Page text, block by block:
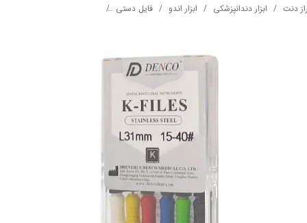
دنت ابزار دندانپزشکی ابزار اندو فایل دستی